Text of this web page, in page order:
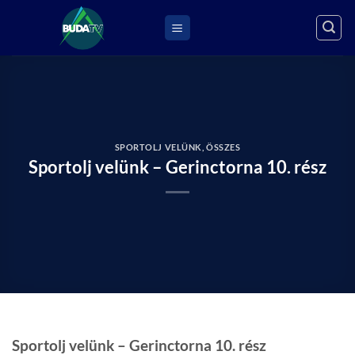
SPORTOLJ VELÜNK ,ÖSSZES
Sportolj velünk – Gerinctorna 10. rész
Sportolj velünk – Gerinctorna 10. rész